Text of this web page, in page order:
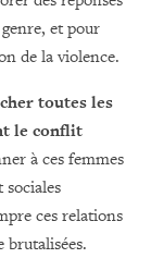
et pour
de la violence.
toutes les
le conflit
à ces femmes
sociales
ces relations
brutalisées.